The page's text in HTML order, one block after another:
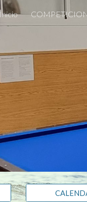
Skip to main content
Inicio